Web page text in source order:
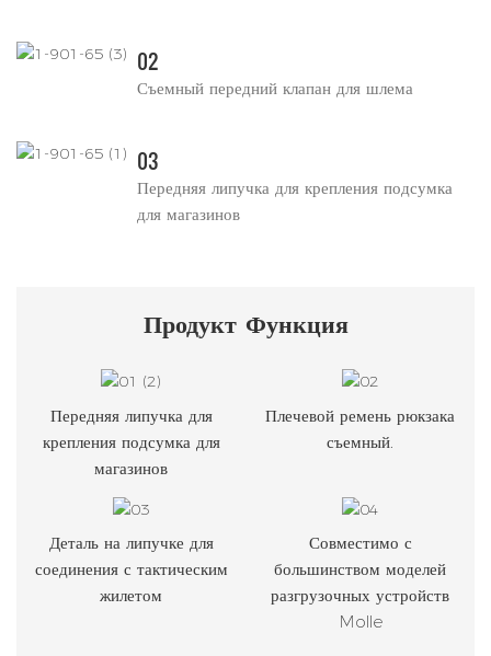
02
Съемный передний клапан для шлема
03
Передняя липучка для крепления подсумка
для магазинов
Продукт Функция
Передняя липучка для
крепления подсумка для
магазинов
Плечевой ремень рюкзака
съемный.
Деталь на липучке для
соединения с тактическим
жилетом
Совместимо с
большинством моделей
разгрузочных устройств
Molle